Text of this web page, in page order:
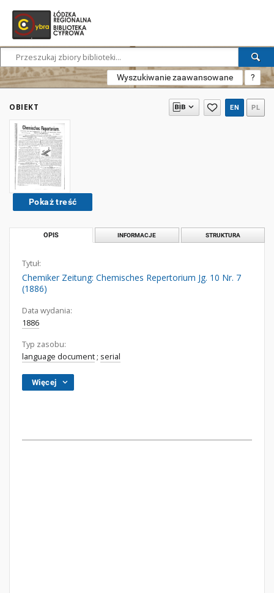
Wyszukiwanie zaawansowane ?
OBIEKT EN PL
Pokaż treść
OPIS INFORMACJE STRUKTURA
Tytuł:
Chemiker Zeitung: Chemisches Repertorium Jg. 10 Nr. 7
(1886)
Data wydania:
1886
Typ zasobu:
language document ; serial
Więcej